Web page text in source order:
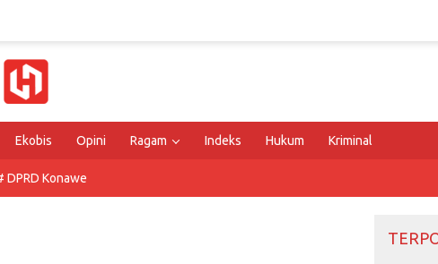
Ekobis Opini Ragam Indeks Hukum Kriminal
DPRD Konawe